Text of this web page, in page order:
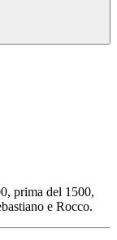
prima del 1500,
e Rocco.